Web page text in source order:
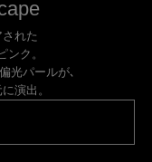
れた
ンク。
光パールが､
演出。